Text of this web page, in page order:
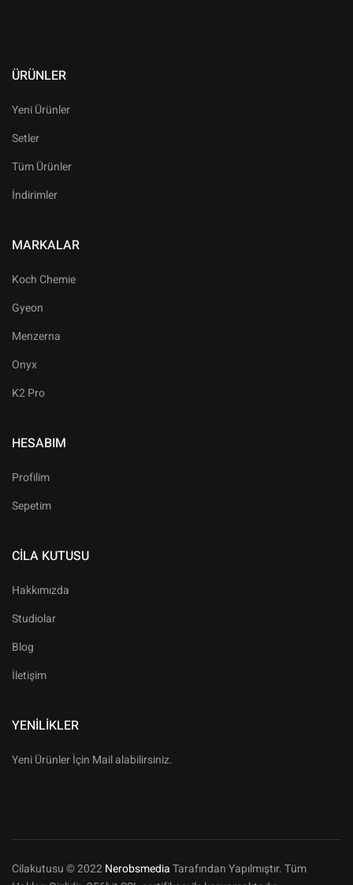
ÜRÜNLER
Yeni Ürünler
Setler
Tüm Ürünler
İndirimler
MARKALAR
Koch Chemie
Gyeon
Menzerna
Onyx
K2 Pro
HESABIM
Profilim
Sepetim
CILA KUTUSU
Hakkımızda
Studiolar
Blog
İletişim
YENILIKLER
Yeni Ürünler İçin Mail alabilirsiniz.
Cilakutusu © 2022NerobsmediaTarafından Yapılmıştır. Tüm